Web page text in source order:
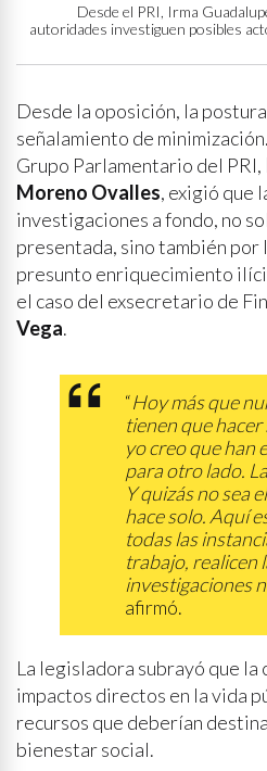
Desde el PRI, Irma
autoridades investiguen posibles
Desde la oposición, la
señalamiento de
Grupo Parlamentario del PRI,
Moreno Ovalles, exigió que
investigaciones a fondo, no
presentada, sino también por
presunto enriquecimiento
el caso del exsecretario de
Vega.
“Hoy más que
tienen que
yo creo que han
para otro lado.
Y quizás no sea
hace solo. Aquí
todas las
trabajo, realicen
investigaciones
afirmó.
La legisladora subrayó que
impactos directos en la vida
recursos que deberían
bienestar social.